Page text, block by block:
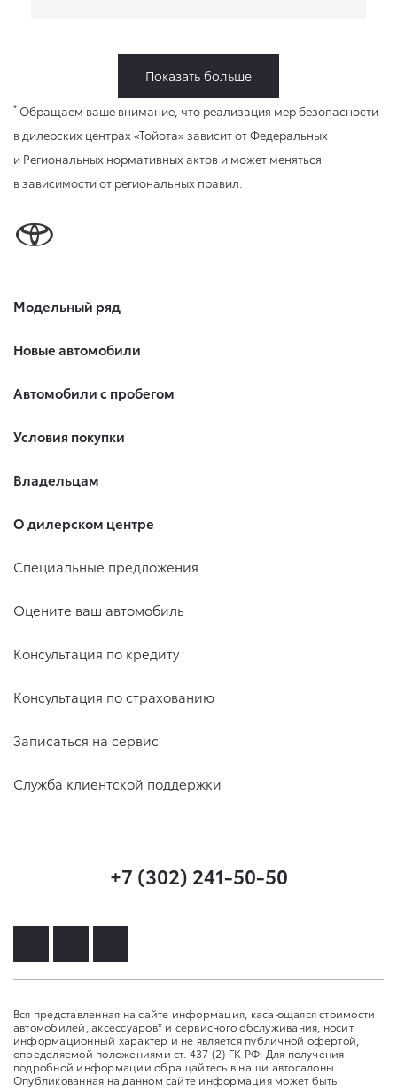
Показать больше
* Обращаем ваше внимание, что реализация мер безопасности
в дилерских центрах «Тойота» зависит от Федеральных
и Региональных нормативных актов и может меняться
в зависимости от региональных правил.
Модельный ряд
Новые автомобили
Автомобили с пробегом
Условия покупки
Владельцам
О дилерском центре
Специальные предложения
Оцените ваш автомобиль
Консультация по кредиту
Консультация по страхованию
Записаться на сервис
Служба клиентской поддержки
+7 (302) 241-50-50
Вся представленная на сайте информация, касающаяся стоимости
автомобилей, аксессуаров* и сервисного обслуживания, носит
информационный характер и не является публичной офертой,
определяемой положениями ст. 437 (2) ГК РФ. Для получения
подробной информации обращайтесь в наши автосалоны.
Опубликованная на данном сайте информация может быть